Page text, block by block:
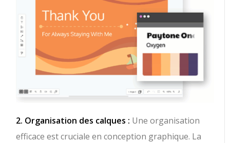
2. Organisation des calques : Une organisation
efficace est cruciale en conception graphique. La